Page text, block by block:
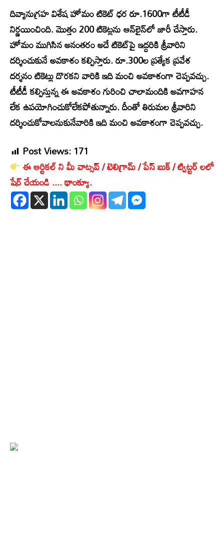
దివ్యానుగ్రహ విశేష హోమం టికెట్ ధర రూ.1600గా టీటీడీ
నిర్ణయించింది. మొత్తం 200 టికెట్లను ఆన్‌లైన్‌లో జారీ చేస్తారు.
హోమం ముగిసిన అనంతరం అదే టికెట్‌పై ఇద్దరికి శ్రీవారిని
దర్శించుకునే అవకాశం కల్పిస్తారు. రూ.300ల ప్రత్యేక ప్రవేశ
దర్శనం టికెట్లు దొరకని వారికి ఇది మంచి అవకాశంగా చెప్పవచ్చు.
టీటీడీ కల్పిస్తున్న ఈ అవకాశం గురించి చాలామందికి అవగాహన
లేక ఉపయోగించుకోలేకపోతున్నారు. దీంతో తిరుమల శ్రీవారిని
దర్శించుకోవాలనుకునేవారికి ఇది మంచి అవకాశంగా చెప్పవచ్చు.
Post Views:171
ఈ ఆర్టికల్ ని మీ వాట్సప్ / టెలిగ్రామ్ / పేస్ బుక్ / ట్విట్టర్ లలో
షేర్ చేయండి .... థాంక్యూ.